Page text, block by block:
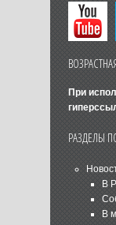
При
РАЗДЕЛЫ
В
В